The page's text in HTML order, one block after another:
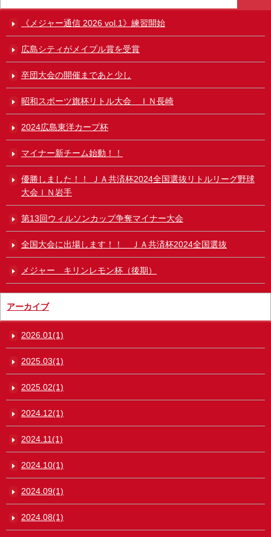
《メジャー通信 2026 vol.1》練習開始
広島シティがメイプル賞を受賞
卒団大会の開催まであと少し
昭和スポーツ旗杯リトル大会 ＩＮ長崎
2024広島東洋カープ杯
マイナー新チーム始動！！
優勝しました！！ ＪＡ共済杯2024全国選抜リトルリーグ野球
大会ＩＮ岩手
第13回ウィルソンカップ争奪マイナー大会
全国大会に出場します！！ ＪＡ共済杯2024全国選抜
メジャー キリンレモン杯（後期）
アーカイブ
2026.01(1)
2025.03(1)
2025.02(1)
2024.12(1)
2024.11(1)
2024.10(1)
2024.09(1)
2024.08(1)